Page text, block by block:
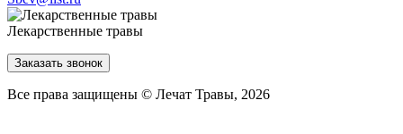
Лекарственные травы
Заказать звонок
Все права защищены © Лечат Травы, 2026